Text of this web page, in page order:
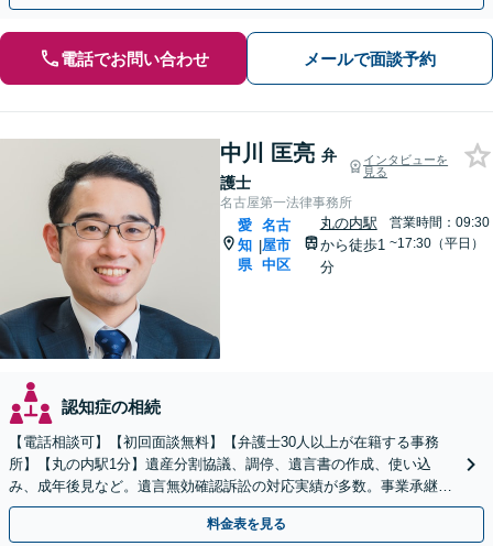
電話でお問い合わせ メールで面談予約
中川 匡亮 弁
護士
インタビューを
見る
名古屋第一法律事務所
愛
知
県
|
名古
屋市
中区
丸の内駅
から徒歩1
分
営業時間：09:30
~17:30（平日）
認知症の相続
【電話相談可】【初回面談無料】【弁護士30人以上が在籍する事務
所】【丸の内駅1分】遺産分割協議、調停、遺言書の作成、使い込
み、成年後見など。遺言無効確認訴訟の対応実績が多数。事業承継に
関するご相談にも対応できます
料金表を見る